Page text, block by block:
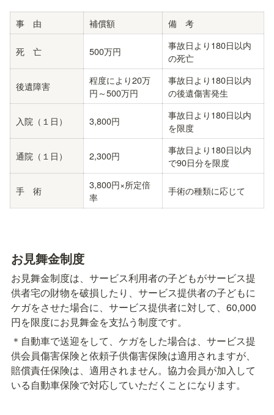
事　由 補償額 備　考
死　亡 500万円
事故日より180日以内
の死亡
後遺障害
程度により20万
円～500万円
事故日より180日以内
の後遺傷害発生
入院（１日） 3,800円
事故日より180日以内
を限度
通院（１日） 2,300円
事故日より180日以内
で90日分を限度
手　術
3,800円×所定倍
率
手術の種類に応じて
お見舞金制度
お見舞金制度は、サービス利用者の子どもがサービス提
供者宅の財物を破損したり、サービス提供者の子どもに
ケガをさせた場合に、サービス提供者に対して、60,000
円を限度にお見舞金を支払う制度です。
＊自動車で送迎をして、ケガをした場合は、サービス提
供会員傷害保険と依頼子供傷害保険は適用されますが、
賠償責任保険は、適用されません。協力会員が加入して
いる自動車保険で対応していただくことになります。